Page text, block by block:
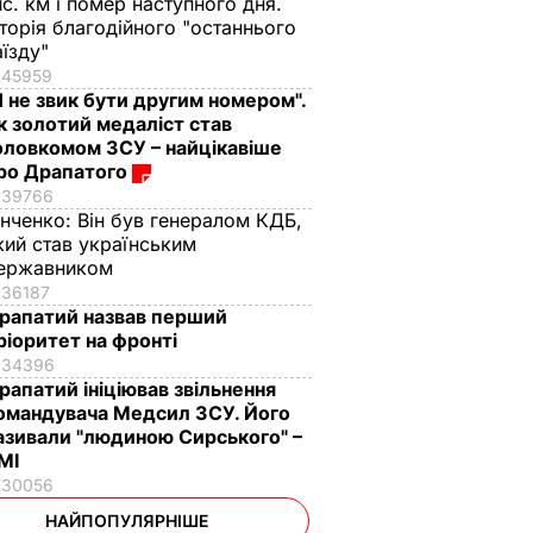
благодійного "останнього
45959
не звик бути другим номером".
золотий медаліст став
ЗСУ – найцікавіше
Драпатого
39766
Він був генералом КДБ,
став українським
36187
назвав перший
на фронті
34396
ініціював звільнення
Медсил ЗСУ. Його
"людиною Сирського" –
30056
НАЙПОПУЛЯРНІШЕ